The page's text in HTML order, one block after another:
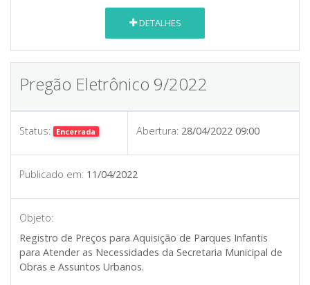
DETALHES
Pregão Eletrônico 9/2022
Status: Encerrada Abertura: 28/04/2022 09:00
Publicado em: 11/04/2022
Objeto:
Registro de Preços para Aquisição de Parques Infantis
para Atender as Necessidades da Secretaria Municipal de
Obras e Assuntos Urbanos.